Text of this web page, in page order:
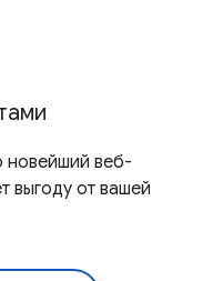
новейший веб-
выгоду от вашей